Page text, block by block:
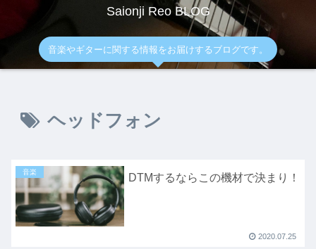
Saionji Reo BLOG
音楽やギターに関する情報をお届けするブログです。
ヘッドフォン
音楽 DTMするならこの機材で決まり！
2020.07.25